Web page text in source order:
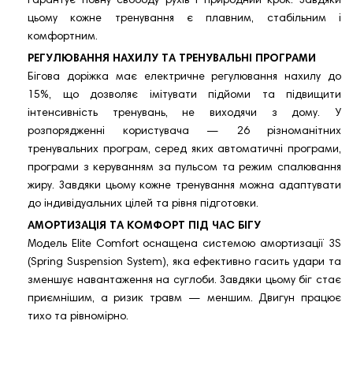
цьому кожне тренування є плавним, стабільним і
комфортним.
РЕГУЛЮВАННЯ НАХИЛУ ТА ТРЕНУВАЛЬНІ ПРОГРАМИ
Бігова доріжка має електричне регулювання нахилу до
15%, що дозволяє імітувати підйоми та підвищити
інтенсивність тренувань, не виходячи з дому. У
розпорядженні користувача — 26 різноманітних
тренувальних програм, серед яких автоматичні програми,
програми з керуванням за пульсом та режим спалювання
жиру. Завдяки цьому кожне тренування можна адаптувати
до індивідуальних цілей та рівня підготовки.
АМОРТИЗАЦІЯ ТА КОМФОРТ ПІД ЧАС БІГУ
Модель Elite Comfort оснащена системою амортизації 3S
(Spring Suspension System), яка ефективно гасить удари та
зменшує навантаження на суглоби. Завдяки цьому біг стає
приємнішим, а ризик травм — меншим. Двигун працює
тихо та рівномірно.